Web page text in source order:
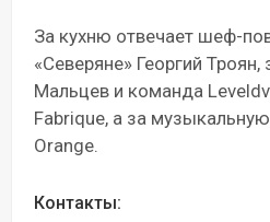
За кухню отвечает шеф-
«Северяне» Георгий
Мальцев и команда
Fabrique, а за
Orange.
Контакты: